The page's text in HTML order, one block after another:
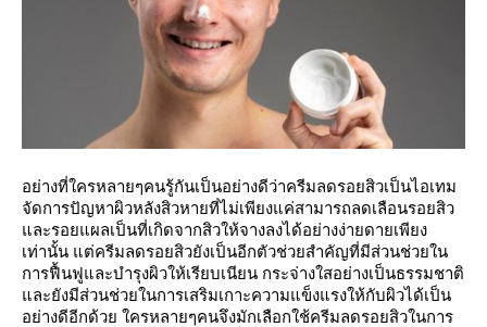
อย่างที่ใครหลายๆคนรู้กันเป็นอย่างดีว่าครีมลดรอยสิวเป็นไอเทม
จัดการปัญหาผิวหลังสิวหายที่ไม่เพียงแค่สามารถลดเลือนรอยสิว
และรอยแผลเป็นที่เกิดจากสิวให้จางลงได้อย่างง่ายดายเพียง
เท่านั้น แต่ครีมลดรอยสิวยังเป็นอีกตัวช่วยสำคัญที่มีส่วนช่วยใน
การฟื้นฟูและบำรุงผิวให้เรียบเนียน กระจ่างใสอย่างเป็นธรรมชาติ
และยังมีส่วนช่วยในการเสริมเกาะความแข็งแรงให้กับผิวได้เป็น
อย่างดีอีกด้วย ใครหลายๆคนจึงมักเลือกใช้ครีมลดรอยสิวในการ